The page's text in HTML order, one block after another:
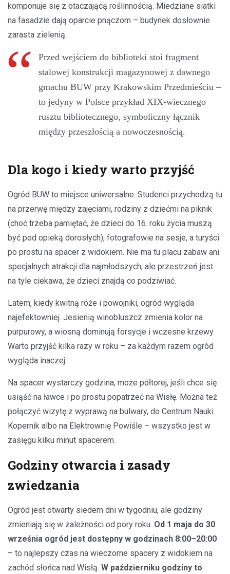
komponuje się z otaczającą roślinnością. Miedziane siatki
na fasadzie dają oparcie pnączom – budynek dosłownie
zarasta zielenią.
Przed wejściem do biblioteki stoi fragment
stalowej konstrukcji magazynowej z dawnego
gmachu BUW przy Krakowskim Przedmieściu –
to jedyny w Polsce przykład XIX-wiecznego
rusztu bibliotecznego, symboliczny łącznik
między przeszłością a nowoczesnością.
Dla kogo i kiedy warto przyjść
Ogród BUW to miejsce uniwersalne. Studenci przychodzą tu
na przerwę między zajęciami, rodziny z dziećmi na piknik
(choć trzeba pamiętać, że dzieci do 16. roku życia muszą
być pod opieką dorosłych), fotografowie na sesje, a turyści
po prostu na spacer z widokiem. Nie ma tu placu zabaw ani
specjalnych atrakcji dla najmłodszych, ale przestrzeń jest
na tyle ciekawa, że dzieci znajdą co podziwiać.
Latem, kiedy kwitną róże i powojniki, ogród wygląda
najefektowniej. Jesienią winobluszcz zmienia kolor na
purpurowy, a wiosną dominują forsycje i wczesne krzewy.
Warto przyjść kilka razy w roku – za każdym razem ogród
wygląda inaczej.
Na spacer wystarczy godzina, może półtorej, jeśli chce się
usiąść na ławce i po prostu popatrzeć na Wisłę. Można też
połączyć wizytę z wyprawą na bulwary, do Centrum Nauki
Kopernik albo na Elektrownię Powiśle – wszystko jest w
zasięgu kilku minut spacerem.
Godziny otwarcia i zasady
zwiedzania
Ogród jest otwarty siedem dni w tygodniu, ale godziny
zmieniają się w zależności od pory roku. Od 1 maja do 30
września ogród jest dostępny w godzinach 8:00–20:00
– to najlepszy czas na wieczorne spacery z widokiem na
zachód słońca nad Wisłą. W październiku godziny to